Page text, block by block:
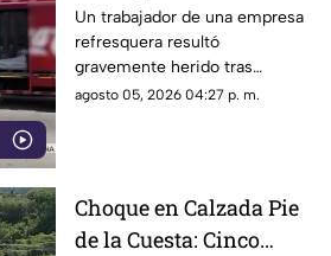
atropellado en la
Costera Miguel Alemán
Un trabajador de una empresa
refresquera resultó
gravemente herido tras
resbalar de su camión y ser
agosto 05, 2026 04:27 p. m.
Choque en Calzada Pie
de la Cuesta: Cinco